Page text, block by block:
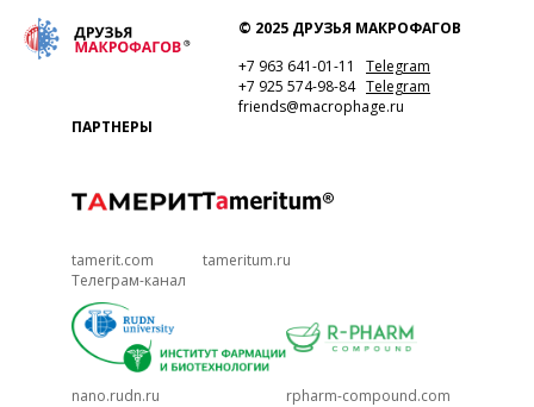
© 2025 ДРУЗЬЯ МАКРОФАГОВ
+7 963 641-01-11 Telegram
+7 925 574-98-84 Telegram
friends@macrophage.ru
ПАРТНЕРЫ
tamerit.com
Телеграм-канал
tameritum.ru
nano.rudn.ru rpharm-compound.com